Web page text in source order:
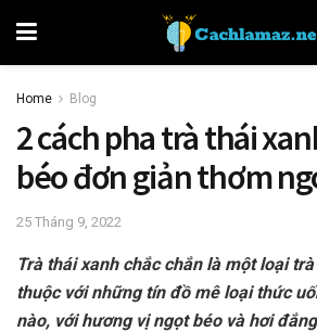
Home Blog
2 cách pha trà thái
béo đơn giản thơm
25 Tháng 9, 2022
Trà thái xanh chắc chắn là một loại
thuộc với những tín đồ mê loại thức
nào, với hương vị ngọt béo và hơi